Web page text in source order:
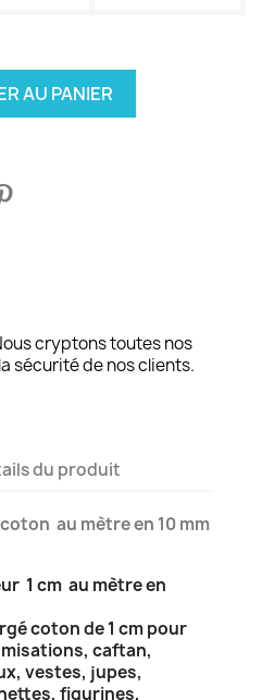
AU PANIER
cryptons toutes nos
sécurité de nos clients.
du produit
au mètre en 10 mm
1 cm au mètre en
coton de 1 cm pour
caftan,
vestes, jupes,
figurines,